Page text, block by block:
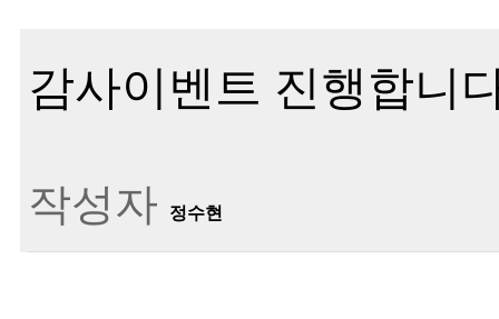
감사이벤트 진행합니
작성자 정수현